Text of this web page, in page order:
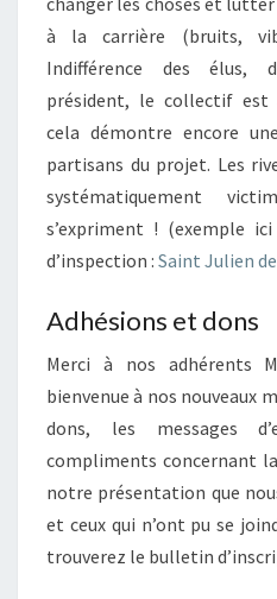
à la carrière (bruits,
Indifférence des élus,
président, le collectif est
cela démontre encore
partisans du projet. Les
systématiquement
s’expriment ! (exemple
d’inspection : Saint Julien
Adhésions et dons
Merci à nos adhérents
bienvenue à nos nouveaux
dons, les messages
compliments concernant
notre présentation que
et ceux qui n’ont pu se
trouverez le bulletin